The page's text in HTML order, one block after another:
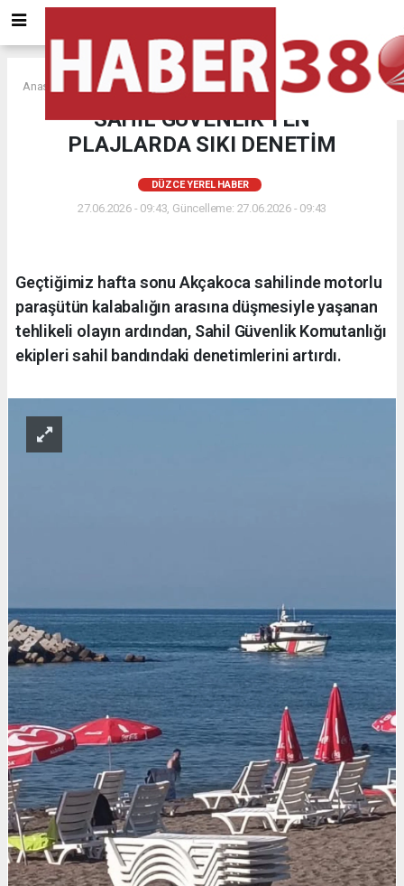
Anasayfa DÜZCE YEREL HABER
SAHİL GÜVENLİK'TEN
PLAJLARDA SIKI DENETİM
DÜZCE YEREL HABER
27.06.2026 - 09:43, Güncelleme: 27.06.2026 - 09:43
Geçtiğimiz hafta sonu Akçakoca sahilinde motorlu
paraşütün kalabalığın arasına düşmesiyle yaşanan
tehlikeli olayın ardından, Sahil Güvenlik Komutanlığı
ekipleri sahil bandındaki denetimlerini artırdı.